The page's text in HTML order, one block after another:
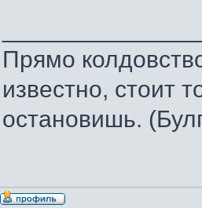
Прямо
известно, стоит
остановишь.